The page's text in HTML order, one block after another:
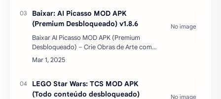
Baixar: AI Picasso MOD APK
(Premium Desbloqueado) v1.8.6
Baixar AI Picasso MOD APK (Premium
Desbloqueado) – Crie Obras de Arte com
Inteligência ArtificialSe você gosta de arte
digital e quer explorar o poder da
LEGO Star Wars: TCS MOD APK
(Todo conteúdo desbloqueado)